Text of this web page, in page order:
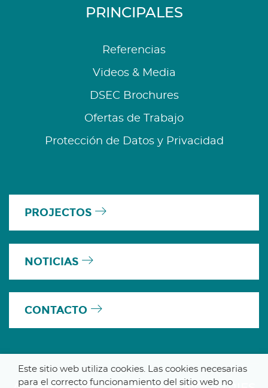
PRINCIPALES
Referencias
Videos & Media
DSEC Brochures
Ofertas de Trabajo
Protección de Datos y Privacidad
PROJECTOS
NOTICIAS
CONTACTO
Este sitio web utiliza cookies. Las cookies necesarias
para el correcto funcionamiento del sitio web no